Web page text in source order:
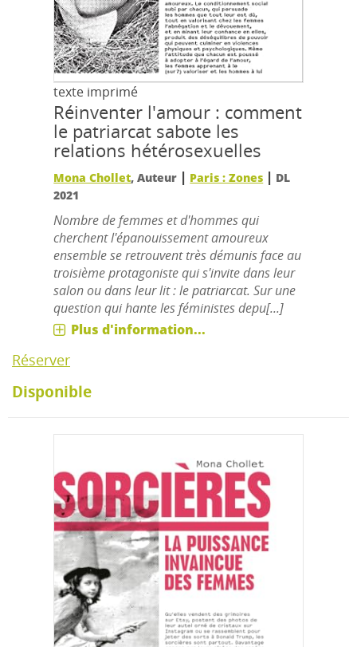
texte imprimé
Réinventer l'amour : comment
le patriarcat sabote les
relations hétérosexuelles
Mona Chollet, Auteur | Paris : Zones | DL
2021
Nombre de femmes et d'hommes qui
cherchent l'épanouissement amoureux
ensemble se retrouvent très démunis face au
troisième protagoniste qui s'invite dans leur
salon ou dans leur lit : le patriarcat. Sur une
question qui hante les féministes depu[...]
Plus d'information...
Réserver
Disponible